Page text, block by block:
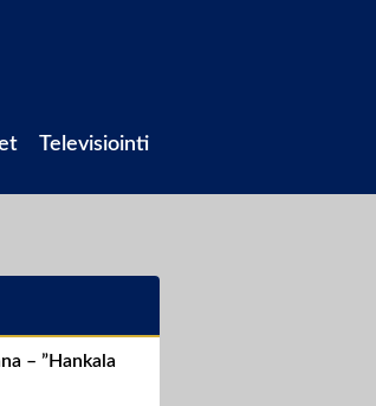
Televisiointi
– ”Hankala